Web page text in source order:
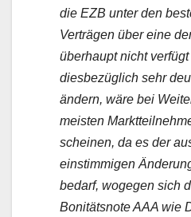
die EZB unter den
Verträgen über eine
überhaupt nicht
diesbezüglich sehr
ändern, wäre bei
meisten
scheinen, da es der
einstimmigen
bedarf, wogegen sich
Bonitätsnote AAA wie